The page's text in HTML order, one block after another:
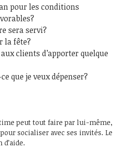
pour les conditions
sera servi?
la fête?
clients d’apporter quelque
que je veux dépenser?
peut tout faire par lui-même,
socialiser avec ses invités. Le
d’aide.